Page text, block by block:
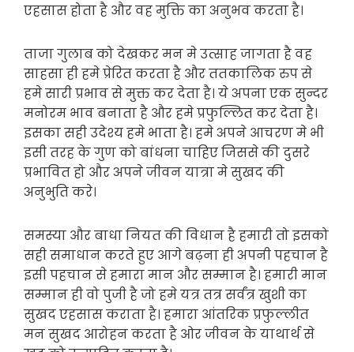
एहसास होता है और वह मुक्ति का अनुभव करता है।
ताजा गुलाब को देखकर मन मे उत्साह जागता है वह
साहसा ही हमे प्रेरित करता है और ततकालिक रुप से
हमे सारी प्रभाव से मुक्त कर देता है। ये अपना एक सुन्दर
मनोरम भाव बनाता है और हमे प्रफुल्लित कर देता है।
इसका सही उदेश्य हमे भाता है। हमे अपने आचरण मे भी
इसी तरह के गुण को बांधना चाहिए जिससे की दुसरे
प्रभावित हो और अपने जीवन यात्रा मे सुखद की
अनुभुति करे।
समस्या और बाधा नियत की विधान है हमारी तो इसको
सही समाधान करते हुए आगे बढ़ना ही अपनी पहचान है
इसी पहचान से हमारा मान और सम्मान है। हमारी मान
सम्मान ही वो पुजी है जो हमे यत्र तत्र सर्वंत्र खुशी का
सुखद एहसास कराता है। हमारा आंतरिक प्रफुल्लीत
मन सुखद आरोहन करता है ओर जीवन के याथार्थ से